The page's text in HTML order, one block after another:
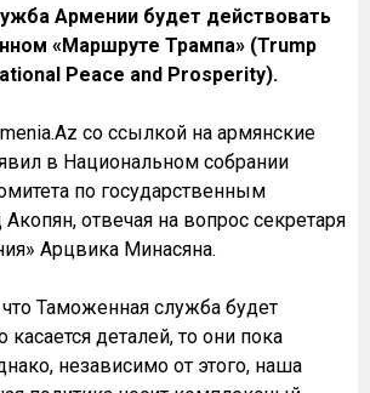
Армении будет действовать
«Маршруте Трампа» (Trump
Peace and Prosperity).
со ссылкой на армянские
в Национальном собрании
по государственным
отвечая на вопрос секретаря
Арцвика Минасяна.
Таможенная служба будет
касается деталей, то они пока
независимо от этого, наша